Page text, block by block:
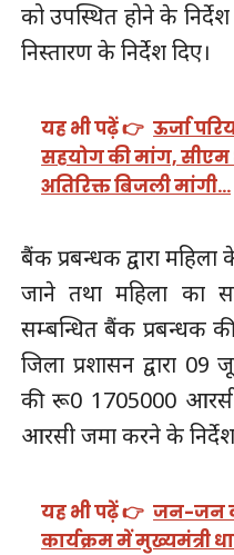
को उपस्थित होने के
निस्तारण के निर्देश दिए।
यह भी पढ़ें 👉 ऊर्जा
सहयोग की मांग, सीएम
अतिरिक्त बिजली मांगी…
बैंक प्रबन्धक द्वारा
जाने तथा महिला का
सम्बन्धित बैंक प्रबन्धक
जिला प्रशासन द्वारा
की रू0 1705000
आरसी जमा करने के निर्देश
यह भी पढ़ें 👉 जन-जन
कार्यक्रम में मुख्यमंत्री